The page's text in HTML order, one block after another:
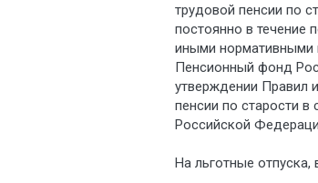
трудовой пенсии по
постоянно в течение
иными нормативными
Пенсионный фонд
утверждении Правил
пенсии по старости в
Российской
На льготные отпуска,